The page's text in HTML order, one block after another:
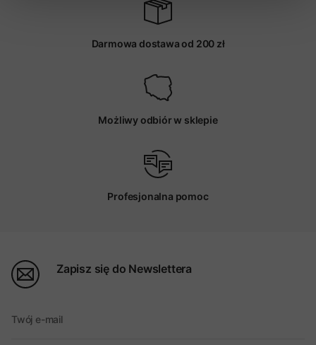
Darmowa dostawa od 200 zł
Możliwy odbiór w sklepie
Profesjonalna pomoc
Zapisz się do Newslettera
Twój e-mail